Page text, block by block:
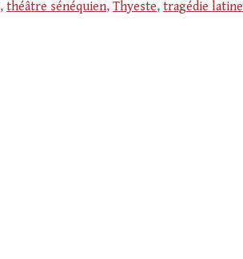
, théâtre sénéquien, Thyeste, tragédie latine